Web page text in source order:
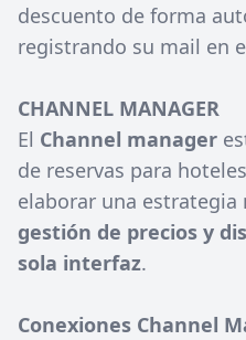
descuento de forma
registrando su mail en
CHANNEL MANAGER
El Channel manager
de reservas para hoteles
elaborar una
gestión de precios y
sola interfaz.
Conexiones Channel